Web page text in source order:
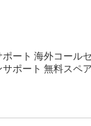
ート 海外コール
ポート 無料スペ